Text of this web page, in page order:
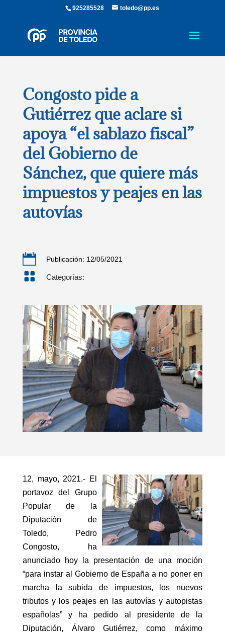
925285528 toledo@pp.es
Congosto pide a
Gutiérrez que aclare si
apoya “el sablazo fiscal”
del Gobierno de
Sánchez, que quiere más
impuestos y peajes en las
autovías
 Publicación: 12/05/2021
 Categorías:
12, mayo, 2021.- El
portavoz del Grupo
Popular de la
Diputación de
Toledo, Pedro
Congosto, ha
anunciado hoy la presentación de una moción
“para instar al Gobierno de España a no poner en
marcha la subida de impuestos, los nuevos
tributos y los peajes en las autovías y autopistas
españolas” y ha pedido al presidente de la
Diputación, Álvaro Gutiérrez, como máximo